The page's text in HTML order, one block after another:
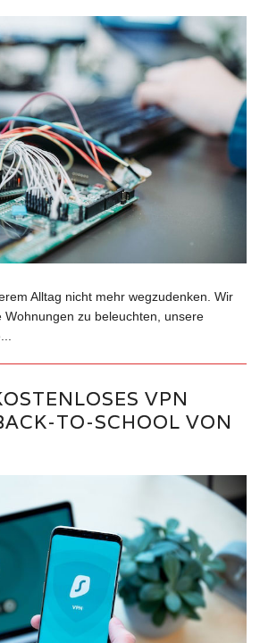
Alltag nicht mehr wegzudenken. Wir
Wohnungen zu beleuchten, unsere
VPN
TO-SCHOOL VON